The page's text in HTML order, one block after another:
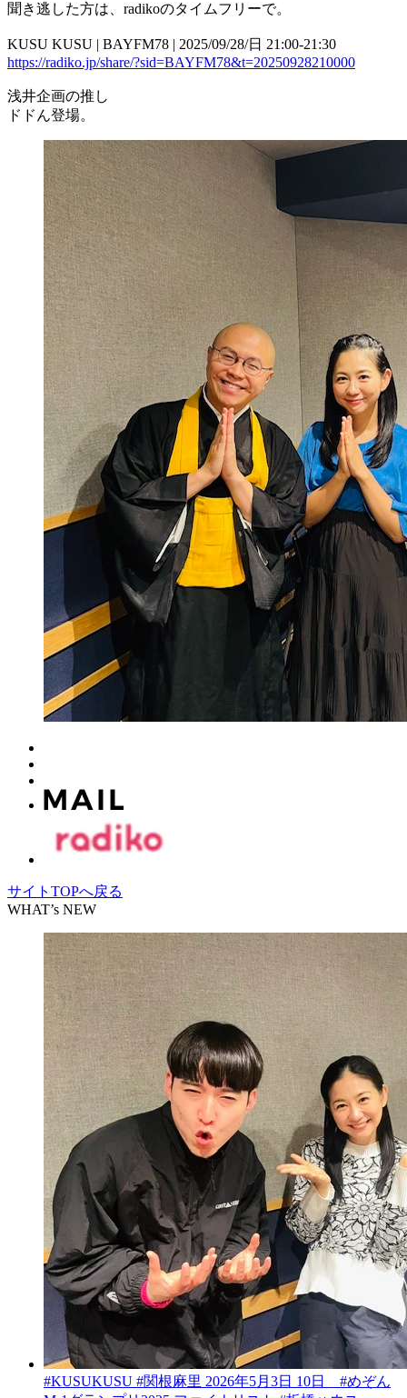
聞き逃した方は、radikoのタイムフリーで。
KUSU KUSU | BAYFM78 | 2025/09/28/日 21:00-21:30
https://radiko.jp/share/?sid=BAYFM78&t=20250928210000
浅井企画の推し
ドドん登場。
サイトTOPへ戻る
WHAT’s NEW
#KUSUKUSU #関根麻里 2026年5月3日 10日 #めぞん